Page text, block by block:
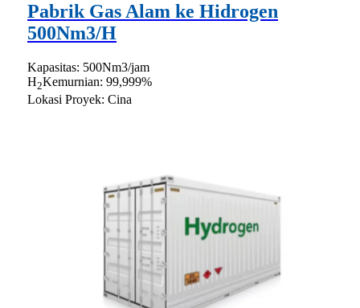
Pabrik Gas Alam ke Hidrogen
500Nm3/H
Kapasitas: 500Nm3/jam
H2Kemurnian: 99,999%
Lokasi Proyek: Cina